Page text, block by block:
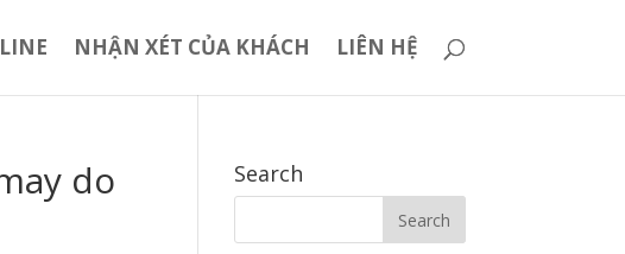
NHẬN XÉT CỦA KHÁCH LIÊN HỆ
do Search